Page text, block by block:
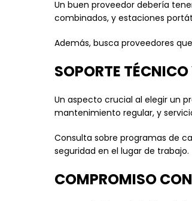
Un buen proveedor debería
combinados, y estaciones
Además, busca proveedores
SOPORTE
Un aspecto crucial al elegir un
mantenimiento regular, y
Consulta sobre programas de
seguridad en el lugar de trabajo.
COMPROMISO